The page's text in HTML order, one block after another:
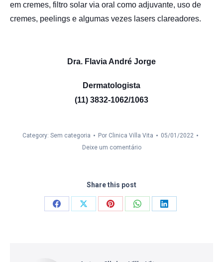
em cremes, filtro solar via oral como adjuvante, uso de
cremes, peelings e algumas vezes lasers clareadores.
Dra. Flavia André Jorge
Dermatologista
(11) 3832-1062/1063
Category: Sem categoria Por Clinica Villa Vita
05/01/2022
Deixe um comentário
Share this post
CompartilharCompartilharCompartilharCompartilharCompartilhar